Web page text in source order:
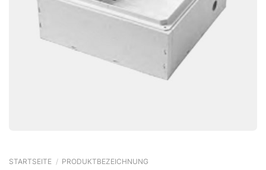
STARTSEITE / PRODUKTBEZEICHNUNG